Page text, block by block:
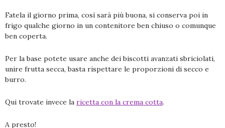
Fatela il giorno prima, così sarà più buona, si conserva poi in
frigo qualche giorno in un contenitore ben chiuso o comunque
ben coperta.
Per la base potete usare anche dei biscotti avanzati sbriciolati,
unire frutta secca, basta rispettare le proporzioni di secco e
burro.
Qui trovate invece la ricetta con la crema cotta.
A presto!